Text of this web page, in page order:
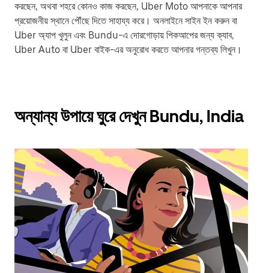
করছেন, অথবা শহরে কোনও কাজ করছেন, Uber Moto আপনাকে আপনার
প্রয়োজনীয় স্থানে পৌঁছে দিতে সাহায্য করে। অনলাইনে সাইন ইন করুন বা
Uber অ্যাপ খুলুন এবং Bundu-এ দোরগোড়ায় পিকআপের জন্য ক্যাব,
Uber Auto বা Uber বাইক-এর অনুরোধ করতে আপনার গন্তব্য লিখুন।
অন্যান্য উপায়ে ঘুরে দেখুন Bundu, India